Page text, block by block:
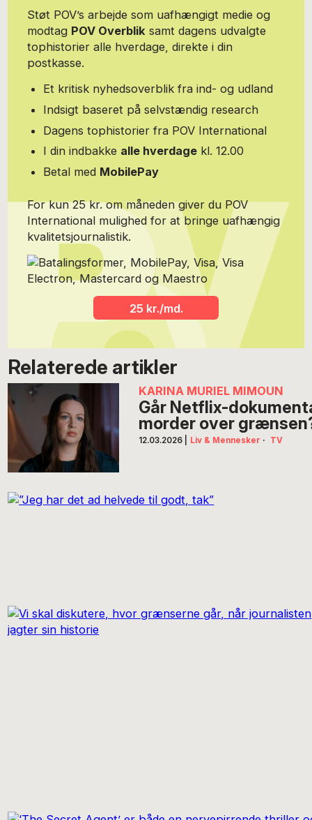
Støt POV’s arbejde som uafhængigt medie og
modtag POV Overbliksamt dagens udvalgte
tophistorier alle hverdage, direkte i din
postkasse.
Et kritisk nyhedsoverblik fra ind- og udland
Indsigt baseret på selvstændig research
Dagens tophistorier fra POV International
I din indbakke alle hverdage kl. 12.00
Betal med MobilePay
For kun 25 kr. om måneden giver du POV
International mulighed for at bringe uafhængig
kvalitetsjournalistik.
25 kr./md.
Relaterede artikler
KARINA MURIEL MIMOUN
Går Netflix-
morder over
12.03.2026 Liv & Mennesker · TV